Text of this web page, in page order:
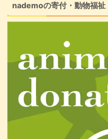
nademoの寄付・動物福祉